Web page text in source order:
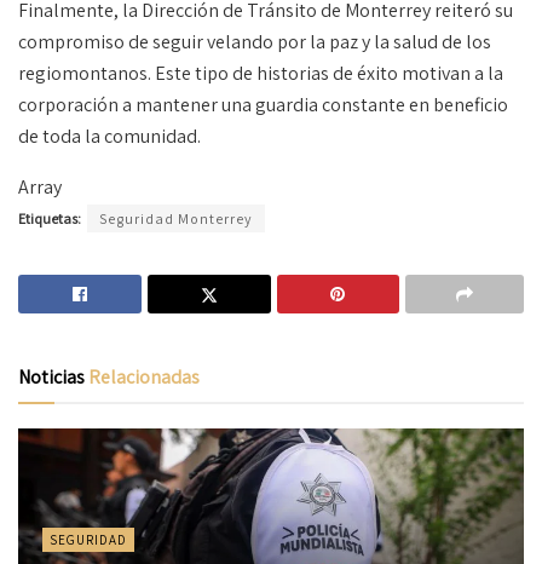
Finalmente, la Dirección de Tránsito de Monterrey reiteró su
compromiso de seguir velando por la paz y la salud de los
regiomontanos. Este tipo de historias de éxito motivan a la
corporación a mantener una guardia constante en beneficio
de toda la comunidad.
Array
Etiquetas: Seguridad Monterrey
NoticiasRelacionadas
SEGURIDAD